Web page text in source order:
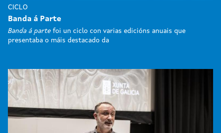
CICLO
Banda á Parte
Banda á parte foi un ciclo con varias edicións anuais que
presentaba o máis destacado da